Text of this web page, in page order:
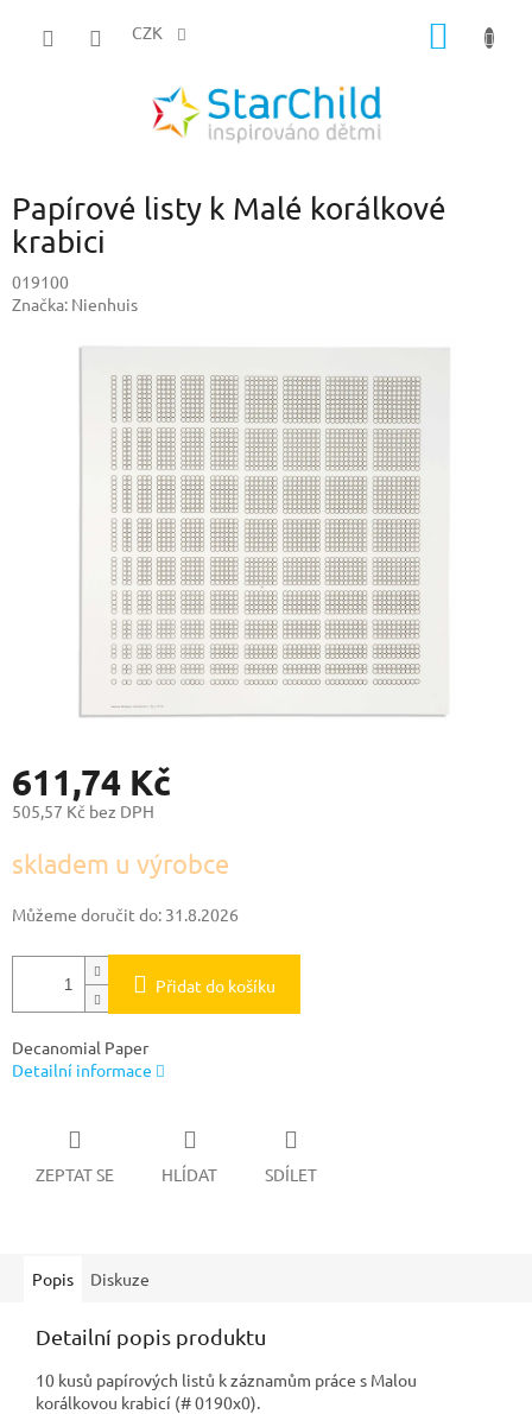
CZK
Papírové listy k Malé korálkové
krabici
019100
Značka: Nienhuis
611,74 Kč
505,57 Kč bez DPH
cena:
skladem u výrobce
Můžeme doručit do: 31.8.2026
Přidat do košíku
Decanomial Paper
Detailní informace
ZEPTAT SE HLÍDAT SDÍLET
Popis Diskuze
Detailní popis produktu
10 kusů papírových listů k záznamům práce s Malou
korálkovou krabicí (# 0190x0).